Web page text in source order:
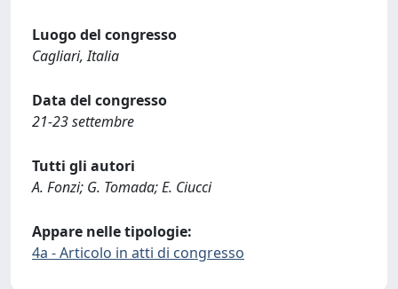
Luogo del congresso
Cagliari, Italia
Data del congresso
21-23 settembre
Tutti gli autori
A. Fonzi; G. Tomada; E. Ciucci
Appare nelle tipologie:
4a - Articolo in atti di congresso